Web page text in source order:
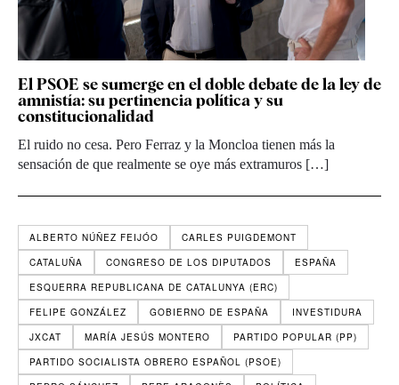
El PSOE se sumerge en el doble debate de la ley de
amnistía: su pertinencia política y su
constitucionalidad
El ruido no cesa. Pero Ferraz y la Moncloa tienen más la
sensación de que realmente se oye más extramuros […]
ALBERTO NÚÑEZ FEIJÓO
CARLES PUIGDEMONT
CATALUÑA
CONGRESO DE LOS DIPUTADOS
ESPAÑA
ESQUERRA REPUBLICANA DE CATALUNYA (ERC)
FELIPE GONZÁLEZ
GOBIERNO DE ESPAÑA
INVESTIDURA
JXCAT
MARÍA JESÚS MONTERO
PARTIDO POPULAR (PP)
PARTIDO SOCIALISTA OBRERO ESPAÑOL (PSOE)